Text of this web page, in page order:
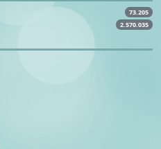
73.205
2.570.035